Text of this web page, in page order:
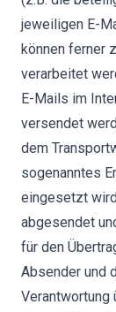
jeweiligen E-
können ferner
verarbeitet
E-Mails im
versendet
dem
sogenanntes
eingesetzt
abgesendet
für den
Absender und
Verantwortung